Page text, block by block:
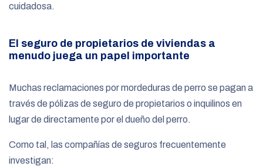
cuidadosa.
El seguro de propietarios de viviendas a
menudo juega un papel importante
Muchas reclamaciones por mordeduras de perro se pagan a
través de pólizas de seguro de propietarios o inquilinos en
lugar de directamente por el dueño del perro.
Como tal, las compañías de seguros frecuentemente
investigan: